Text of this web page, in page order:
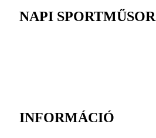
NAPI SPORTMŰSOR
INFORMÁCIÓ